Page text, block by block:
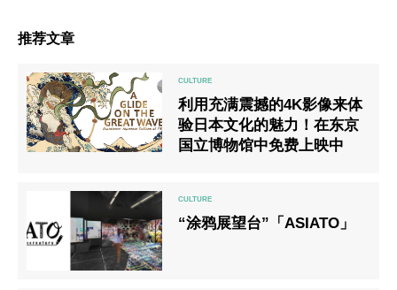
推荐文章
利用充满震撼的4K影像来体
验日本文化的魅力！在东京
国立博物馆中免费上映中
“涂鸦展望台”「ASIATO」